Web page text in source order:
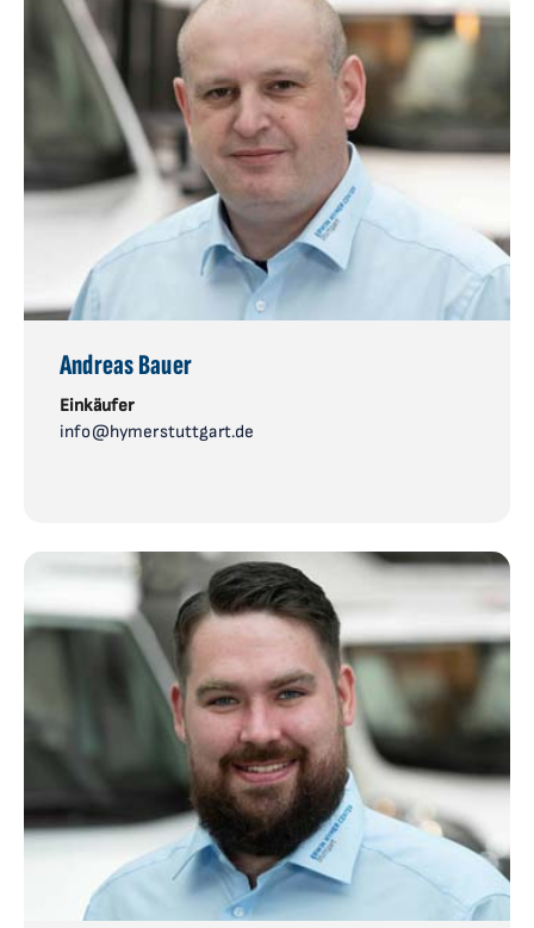
Andreas Bauer
Einkäufer
info@hymerstuttgart.de